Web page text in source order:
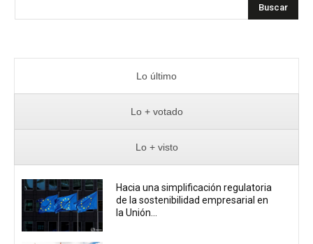
Buscar
Lo último
Lo + votado
Lo + visto
Hacia una simplificación regulatoria
de la sostenibilidad empresarial en
la Unión...